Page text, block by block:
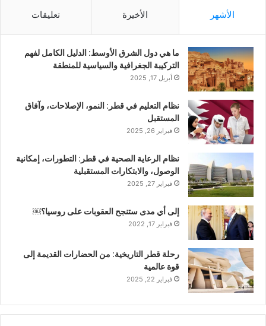
الأشهر الأخيرة تعليقات
ما هي دول الشرق الأوسط: الدليل الكامل لفهم
التركيبة الجغرافية والسياسية للمنطقة
أبريل 17, 2025
نظام التعليم في قطر: النمو، الإصلاحات، وآفاق
المستقبل
فبراير 26, 2025
نظام الرعاية الصحية في قطر: التطورات، إمكانية
الوصول، والابتكارات المستقبلية
فبراير 27, 2025
إلى أي مدى ستنجح العقوبات على روسيا؟￼
فبراير 17, 2022
رحلة قطر التاريخية: من الحضارات القديمة إلى
قوة عالمية
فبراير 22, 2025